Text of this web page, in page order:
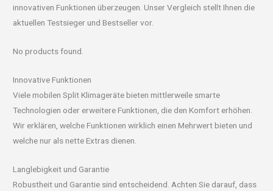
innovativen Funktionen überzeugen. Unser Vergleich stellt Ihnen die
aktuellen Testsieger und Bestseller vor.
No products found.
Innovative Funktionen
Viele mobilen Split Klimageräte bieten mittlerweile smarte
Technologien oder erweitere Funktionen, die den Komfort erhöhen.
Wir erklären, welche Funktionen wirklich einen Mehrwert bieten und
welche nur als nette Extras dienen.
Langlebigkeit und Garantie
Robustheit und Garantie sind entscheidend. Achten Sie darauf, dass